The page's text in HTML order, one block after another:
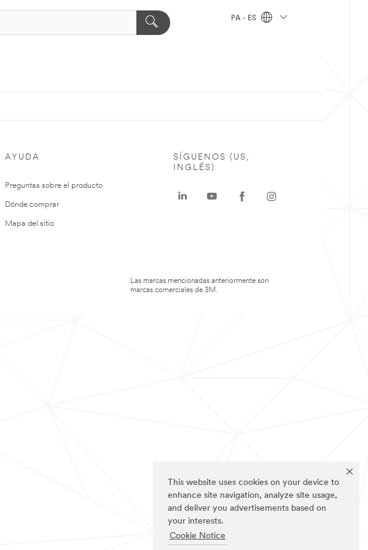
This website uses cookies on your device to
enhance site navigation, analyze site usage,
and deliver you advertisements based on
your interests.
Cookie Notice
PA - ES
AYUDA
Preguntas sobre el producto
Dónde comprar
Mapa del sitio
SÍGUENOS (US,
INGLÉS)
Las marcas mencionadas anteriormente son
marcas comerciales de 3M.